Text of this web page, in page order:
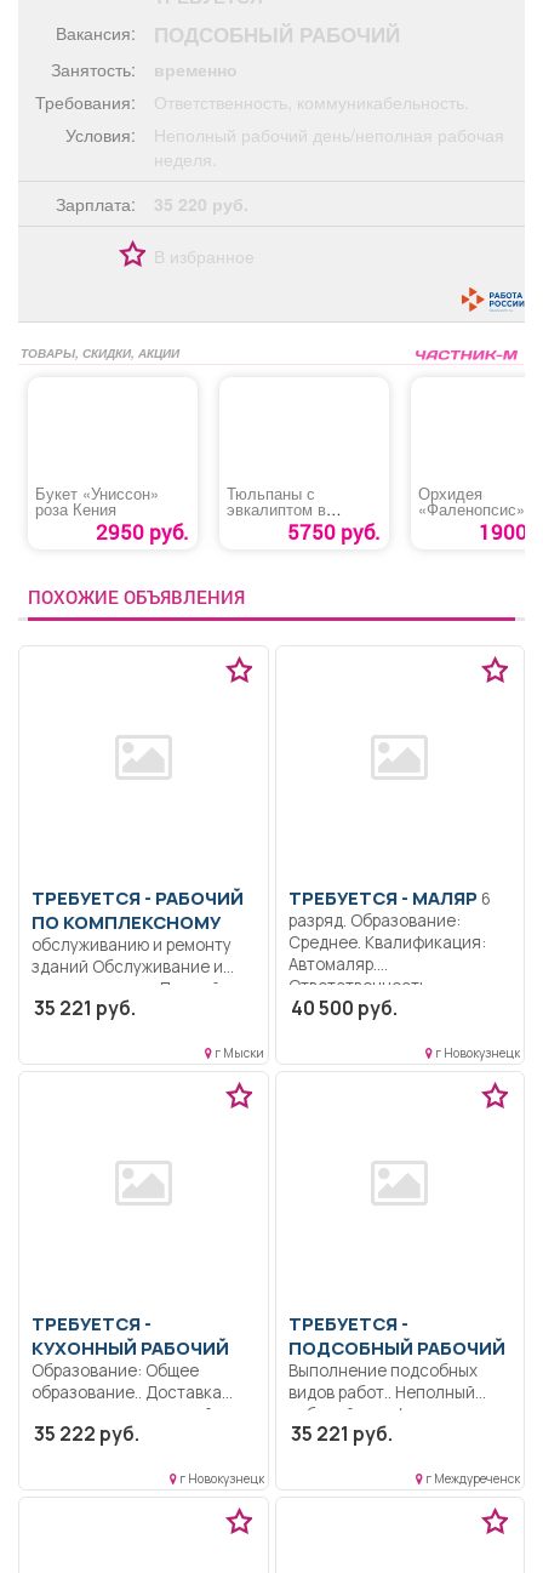
Поздравления
Вакансия: ПОДСОБНЫЙ РАБОЧИЙ
Занятость:
временно
Требования:
Ответственность, коммуникабельность.
Условия:
Неполный рабочий день/неполная рабочая
неделя.
Зарплата:
35 220 руб.
В избранное
ТОВАРЫ, СКИДКИ, АКЦИИ
Букет «Униссон»
роза Кения
2950 руб.
Тюльпаны с
эвкалиптом в
5750 руб.
Орхидея
«Фаленопсис»
1900
ПОХОЖИЕ ОБЪЯВЛЕНИЯ
ТРЕБУЕТСЯ - РАБОЧИЙ
ПО КОМПЛЕКСНОМУ
обслуживанию и ремонту
зданий Обслуживание и
ремонт здания.. Полный
рабочий...
35 221 руб.
г Мыски
ТРЕБУЕТСЯ - МАЛЯР
разряд. Образование:
Среднее. Квалификация:
Автомаляр.
Ответственность..
Выполнение работы по
40 500 руб.
г Новокузнецк
ТРЕБУЕТСЯ -
КУХОННЫЙ РАБОЧИЙ
Образование: Общее
образование.. Доставка
продуктов из кладовой на
пищеблок;...
35 222 руб.
г Новокузнецк
ТРЕБУЕТСЯ -
ПОДСОБНЫЙ РАБОЧИЙ
Выполнение подсобных
видов работ.. Неполный
рабочий день/неполная
рабочая неделя..
35 221 руб.
г Междуреченск